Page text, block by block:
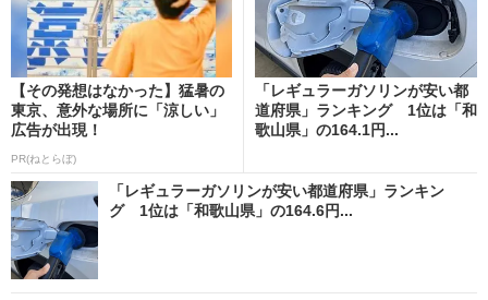
【その発想はなかった】猛暑の
東京、意外な場所に「涼しい」
広告が出現！
PR(ねとらぼ)
「レギュラーガソリンが安い都
道府県」ランキング 1位は「和
歌山県」の164.1円...
「レギュラーガソリンが安い都道府県」ランキン
グ 1位は「和歌山県」の164.6円...